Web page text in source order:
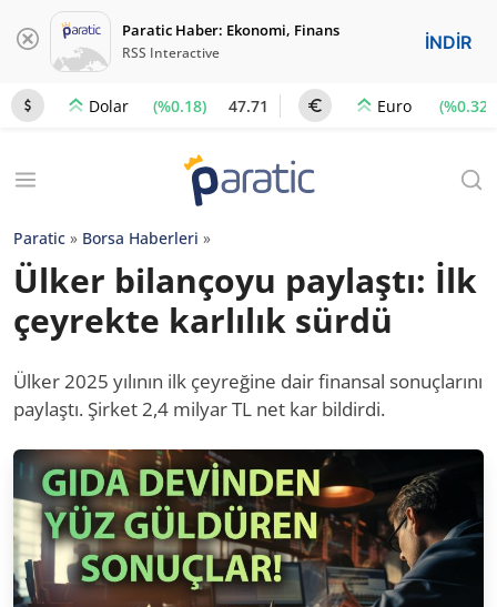
Paratic Haber: Ekonomi, Finans
RSS Interactive İNDİR
Dolar (%0.18) 47.71 Euro (%0.32)
Paratic » Borsa Haberleri »
Ülker bilançoyu paylaştı: İlk
çeyrekte karlılık sürdü
Ülker 2025 yılının ilk çeyreğine dair finansal sonuçlarını
paylaştı. Şirket 2,4 milyar TL net kar bildirdi.